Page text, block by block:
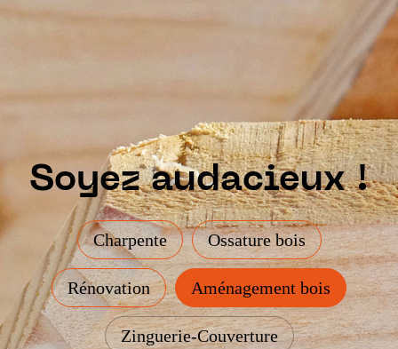
Soyez audacieux !
Aménagement bois
Charpente Ossature bois
Rénovation
Zinguerie-Couverture